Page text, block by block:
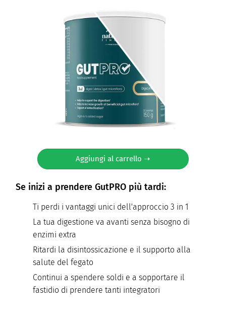
Aggiungi al carrello ➝
Se inizi a prendere GutPRO più tardi:
Ti perdi i vantaggi unici dell'approccio 3 in 1
La tua digestione va avanti senza bisogno di
enzimi extra
Ritardi la disintossicazione e il supporto alla
salute del fegato
Continui a spendere soldi e a sopportare il
fastidio di prendere tanti integratori